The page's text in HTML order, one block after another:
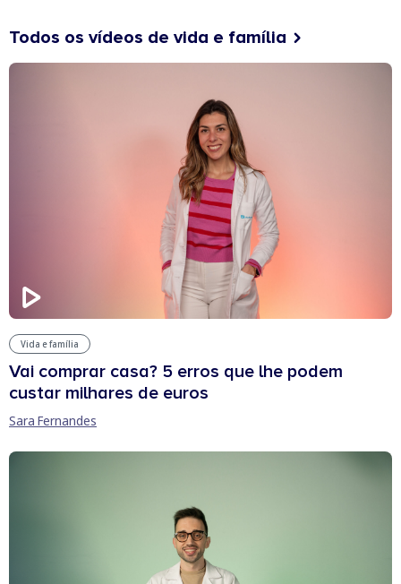
Todos os vídeos de vida e família
Vida e família
Vai comprar casa? 5 erros que lhe podem
custar milhares de euros
Sara Fernandes